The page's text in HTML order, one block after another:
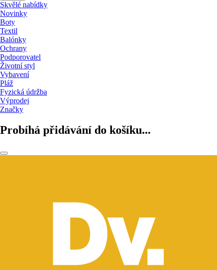
Skvělé nabídky
Novinky
Boty
Textil
Balónky
Ochrany
Podporovatel
Životní styl
Vybavení
Pláž
Fyzická údržba
Výprodej
Značky
Probíhá přidávání do košíku...